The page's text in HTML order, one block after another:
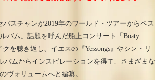
スチャンが2019年のワールド・ツアーからベス
バム。話題を呼んだ船上コンサート「Boaty
を聴き返し、イエスの『Yessongs』やシン・リ
バムからインスピレーションを得て、さまざまな
ヴォリュームへと編纂。